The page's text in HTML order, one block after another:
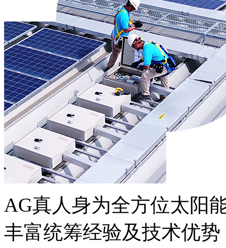
AG真人身为全方位太阳
丰富统筹经验及技术优